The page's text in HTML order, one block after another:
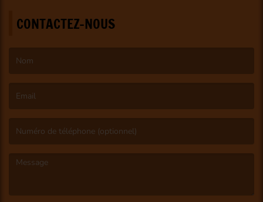
CONTACTEZ-NOUS